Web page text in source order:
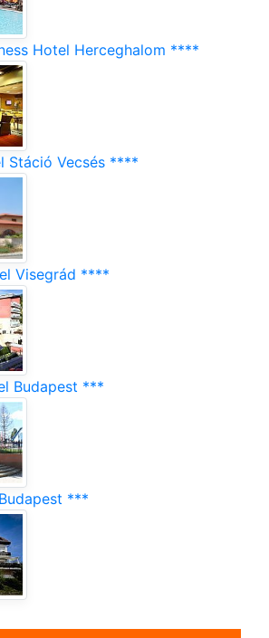
Hotel Herceghalom ****
Vecsés ****
Visegrád ****
Budapest ***
***